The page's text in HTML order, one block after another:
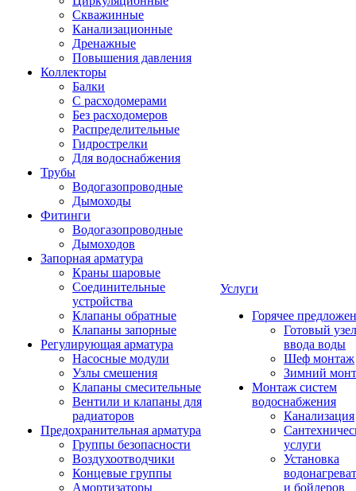
Скважинные
Канализационные
Дренажные
Повышения давления
Коллекторы
Балки
С расходомерами
Без расходомеров
Распределительные
Гидрострелки
Для водоснабжения
Трубы
Водогазопроводные
Дымоходы
Фитинги
Водогазопроводные
Дымоходов
Запорная арматура
Краны шаровые
Соединительные
устройства
Клапаны обратные
Клапаны запорные
Регулирующая арматура
Насосные модули
Узлы смешения
Клапаны смесительные
Вентили и клапаны для
радиаторов
Предохранительная арматура
Группы безопасности
Воздухоотводчики
Концевые группы
Амортизаторы
Услуги
Горячее
Готовый узел
ввода воды
Шеф монтаж
Зимний
Монтаж систем
водоснабжения
Канализация
услуги
Установка
и бойлеров